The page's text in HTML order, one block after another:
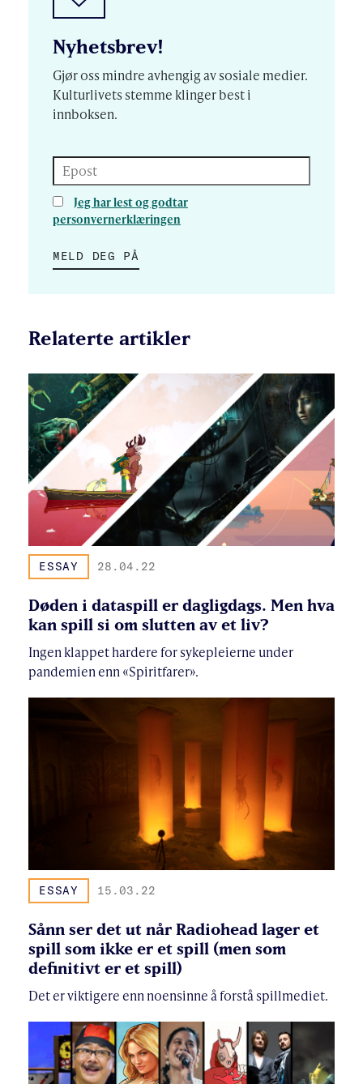
Nyhetsbrev!
Gjør oss mindre avhengig av sosiale medier.
Kulturlivets stemme klinger best i
innboksen.
Epost
Jeg har lest og godtar
personvernerklæringen
MELD DEG PÅ
Relaterte artikler
ESSAY 28.04.22
Døden i dataspill er dagligdags. Men hva
kan spill si om slutten av et liv?
Ingen klappet hardere for sykepleierne under
pandemien enn «Spiritfarer».
ESSAY 15.03.22
Sånn ser det ut når Radiohead lager et
spill som ikke er et spill (men som
definitivt er et spill)
Det er viktigere enn noensinne å forstå spillmediet.